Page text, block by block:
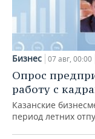
Бизнес 07 авг, 00:00
Опрос
работу с
Казанские
период летних